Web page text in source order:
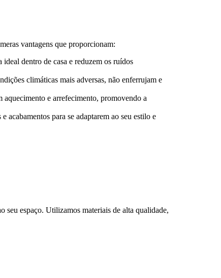
vantagens que proporcionam:
ideal dentro de casa e reduzem os ruídos
climáticas mais adversas, não enferrujam e
aquecimento e arrefecimento, promovendo a
acabamentos para se adaptarem ao seu estilo e
seu espaço. Utilizamos materiais de alta qualidade,